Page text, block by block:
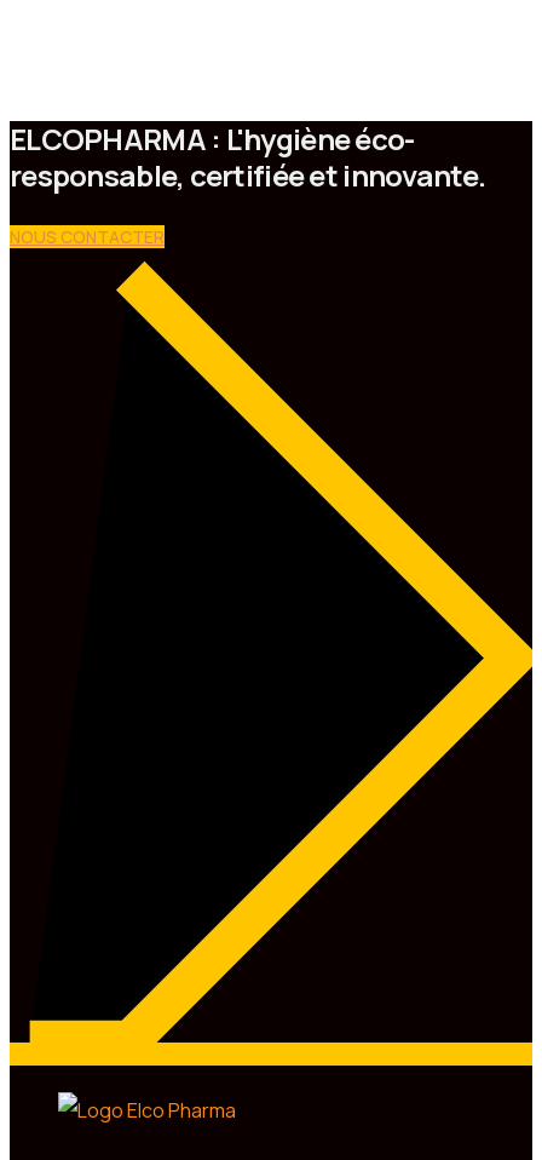
ELCOPHARMA : L'hygiène éco-
responsable, certifiée et innovante.
NOUS CONTACTER